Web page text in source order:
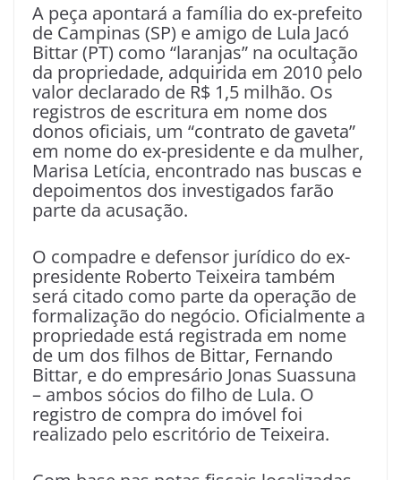
A peça apontará a família do ex-prefeito
de Campinas (SP) e amigo de Lula Jacó
Bittar (PT) como “laranjas” na ocultação
da propriedade, adquirida em 2010 pelo
valor declarado de R$ 1,5 milhão. Os
registros de escritura em nome dos
donos oficiais, um “contrato de gaveta”
em nome do ex-presidente e da mulher,
Marisa Letícia, encontrado nas buscas e
depoimentos dos investigados farão
parte da acusação.
O compadre e defensor jurídico do ex-
presidente Roberto Teixeira também
será citado como parte da operação de
formalização do negócio. Oficialmente a
propriedade está registrada em nome
de um dos filhos de Bittar, Fernando
Bittar, e do empresário Jonas Suassuna
– ambos sócios do filho de Lula. O
registro de compra do imóvel foi
realizado pelo escritório de Teixeira.